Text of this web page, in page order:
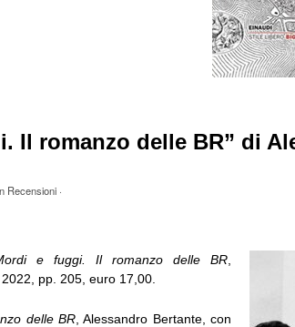
Il romanzo delle BR” di
Recensioni·
e fuggi. Il romanzo delle BR,
pp. 205, euro 17,00.
delle BR, Alessandro Bertante, con